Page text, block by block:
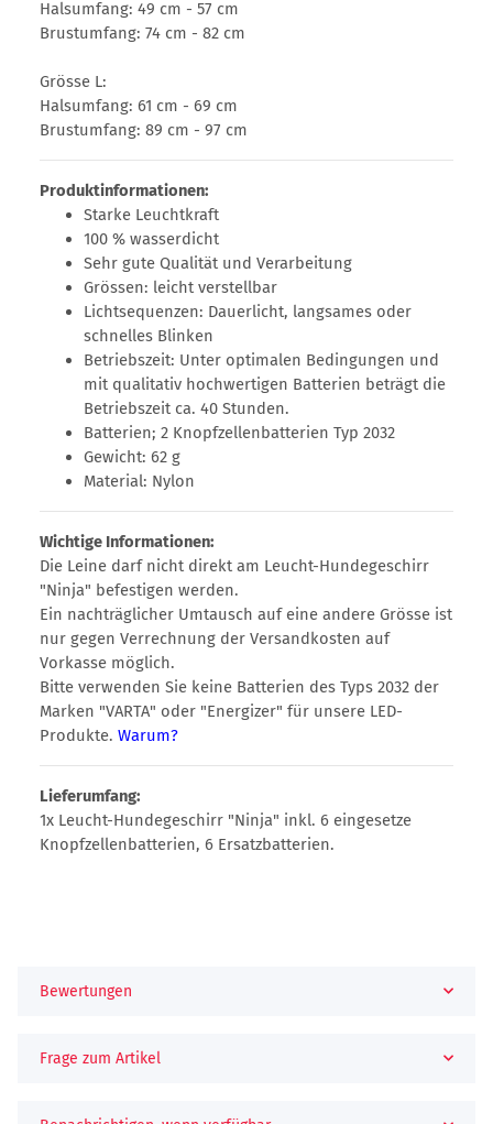
Halsumfang: 49 cm - 57 cm
Brustumfang: 74 cm - 82 cm
Grösse L:
Halsumfang: 61 cm - 69 cm
Brustumfang: 89 cm - 97 cm
Produktinformationen:
Starke Leuchtkraft
100 % wasserdicht
Sehr gute Qualität und Verarbeitung
Grössen: leicht verstellbar
Lichtsequenzen: Dauerlicht, langsames oder
schnelles Blinken
Betriebszeit: Unter optimalen Bedingungen und
mit qualitativ hochwertigen Batterien beträgt die
Betriebszeit ca. 40 Stunden.
Batterien; 2 Knopfzellenbatterien Typ 2032
Gewicht: 62 g
Material: Nylon
Wichtige Informationen:
Die Leine darf nicht direkt am Leucht-Hundegeschirr
"Ninja" befestigen werden.
Ein nachträglicher Umtausch auf eine andere Grösse ist
nur gegen Verrechnung der Versandkosten auf
Vorkasse möglich.
Bitte verwenden Sie keine Batterien des Typs 2032 der
Marken "VARTA" oder "Energizer" für unsere LED-
Produkte. Warum?
Lieferumfang:
1x Leucht-Hundegeschirr "Ninja" inkl. 6 eingesetze
Knopfzellenbatterien, 6 Ersatzbatterien.
Bewertungen
Frage zum Artikel